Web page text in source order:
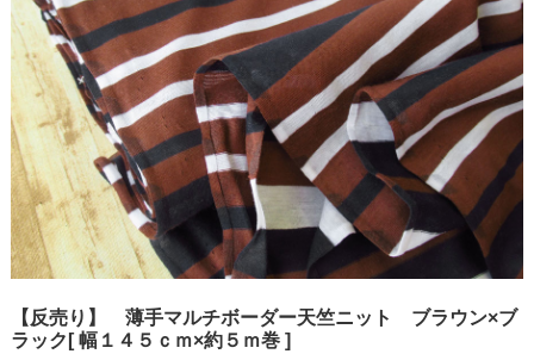
【反売り】 薄手マルチボーダー天竺ニット ブラウン×ブ
ラック[ 幅１４５ｃｍ×約５ｍ巻 ]